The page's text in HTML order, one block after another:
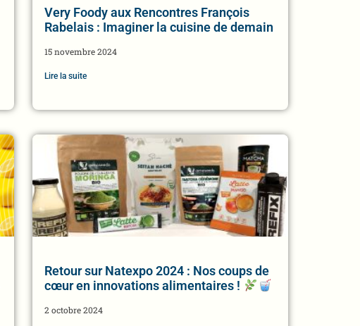
Very Foody aux Rencontres François
Rabelais : Imaginer la cuisine de demain
15 novembre 2024
Lire la suite
Retour sur Natexpo 2024 : Nos coups de
cœur en innovations alimentaires !
2 octobre 2024